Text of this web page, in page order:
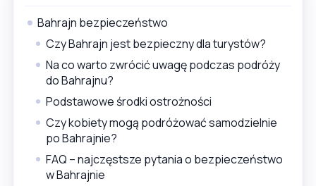
Bahrajn bezpieczeństwo
Czy Bahrajn jest bezpieczny dla turystów?
Na co warto zwrócić uwagę podczas podróży
do Bahrajnu?
Podstawowe środki ostrożności
Czy kobiety mogą podróżować samodzielnie
po Bahrajnie?
FAQ – najczęstsze pytania o bezpieczeństwo
w Bahrajnie